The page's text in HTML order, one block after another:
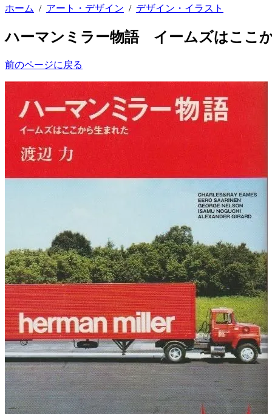
ホーム / アート・デザイン / デザイン・イラスト
ハーマンミラー物語 イームズはここ
前のページに戻る